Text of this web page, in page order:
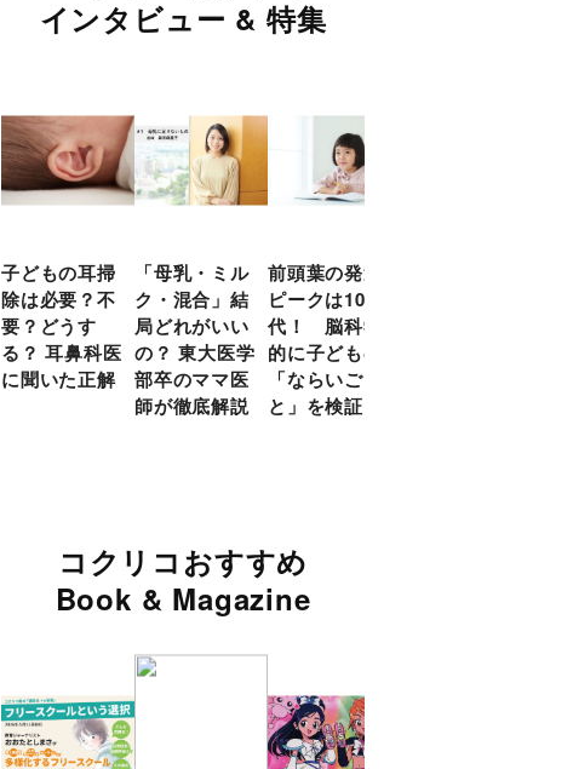
インタビュー & 特集
子どもの耳掃
除は必要？不
要？どうす
る？ 耳鼻科医
に聞いた正解
「母乳・ミル
ク・混合」結
局どれがいい
の？ 東大医学
部卒のママ医
師が徹底解説
前頭葉の発達
ピークは10
代！ 脳科学
的に子どもの
「ならいご
と」を検証
コクリコおすすめ
Book & Magazine